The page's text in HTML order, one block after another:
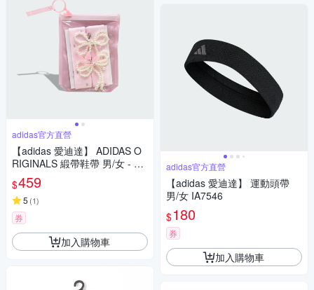
adidas官方直營
【adidas 愛迪達】 ADIDAS O
RIGINALS 緞帶鞋帶 男/女 - Ori
ginals KG7130
$459
5 (1)
券
加入購物車
adidas官方直營
【adidas 愛迪達】 運動頭帶
男/女 IA7546
$180
券
加入購物車